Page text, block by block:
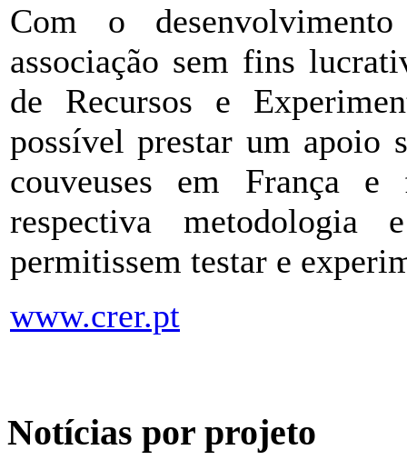
Com o
associação sem fins
de Recursos e
possível prestar um apoio
couveuses em França
respectiva
permitissem testar e
www.crer.pt
Notícias por projeto